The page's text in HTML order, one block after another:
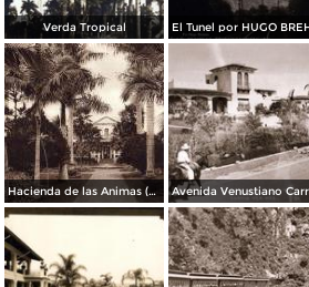
Verda Tropical
Hacienda de las Animas (circa 1920)